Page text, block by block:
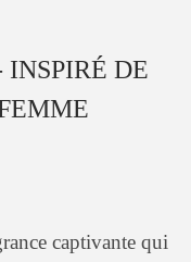
INSPIRÉ DE
captivante qui